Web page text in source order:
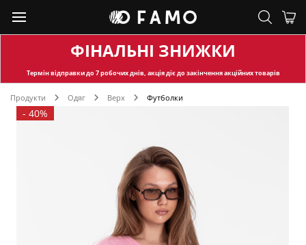
ФІНАЛЬНІ ЗНИЖКИ
Термін відправкидо 7 робочих днів, акція діє до закінчення акційних товарів
Продукти Одяг Верх Футболки
- 40%